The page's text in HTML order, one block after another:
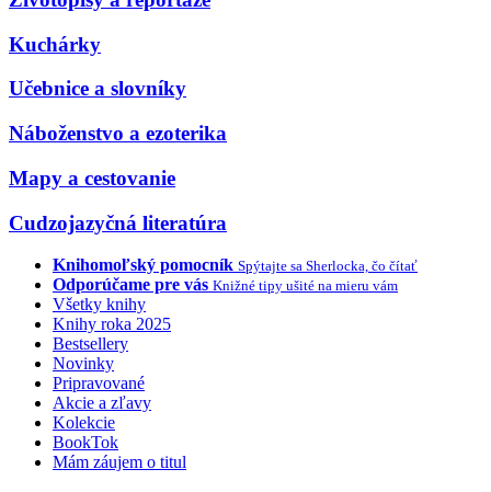
Kuchárky
Učebnice a slovníky
Náboženstvo a ezoterika
Mapy a cestovanie
Cudzojazyčná literatúra
Knihomoľský pomocník Spýtajte sa Sherlocka, čo čítať
Odporúčame pre vás Knižné tipy ušité na mieru vám
Všetky knihy
Knihy roka 2025
Bestsellery
Novinky
Pripravované
Akcie a zľavy
Kolekcie
BookTok
Mám záujem o titul